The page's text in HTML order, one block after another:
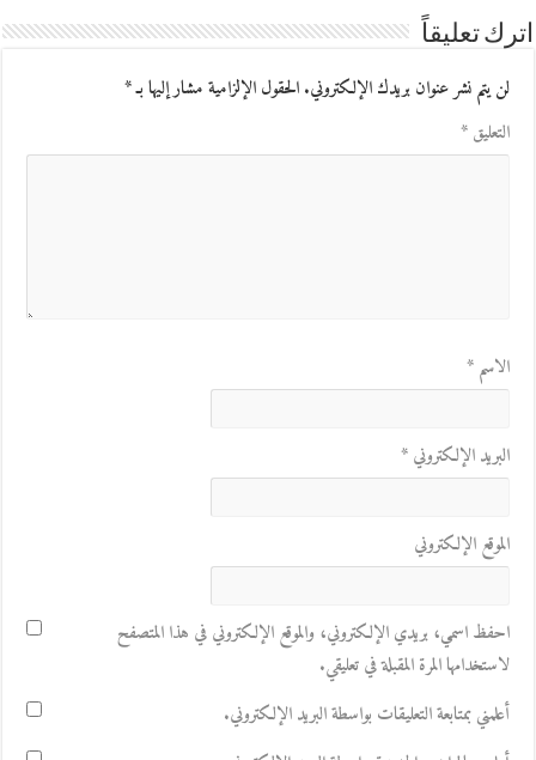
اترك تعليقاً
لن يتم نشر عنوان بريدك الإلكتروني.الحقول الإلزامية مشار إليها بـ*
التعليق*
الاسم*
البريد الإلكتروني*
الموقع الإلكتروني
احفظ اسمي، بريدي الإلكتروني، والموقع الإلكتروني في هذا المتصفح
لاستخدامها المرة المقبلة في تعليقي.
أعلمني بمتابعة التعليقات بواسطة البريد الإلكتروني.